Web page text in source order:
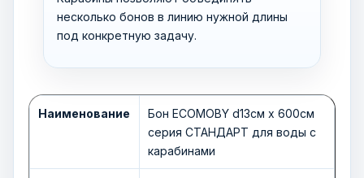
несколько бонов в линию нужной длины
под конкретную задачу.
Наименование
Бон ECOMOBY d13см х 600см
серия СТАНДАРТ для воды с
карабинами